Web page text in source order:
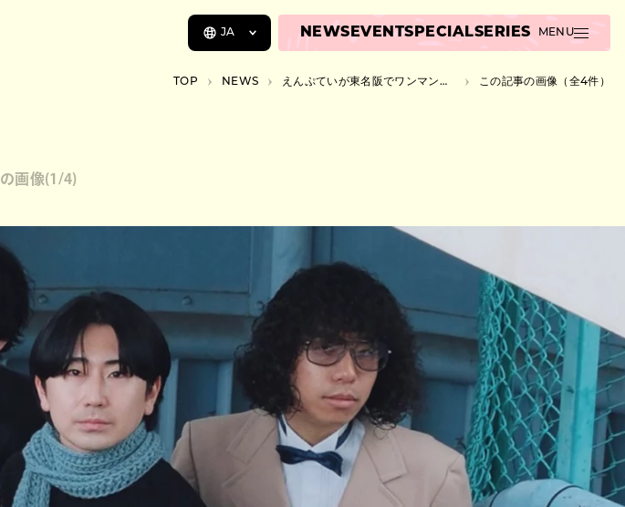
JA
JA
NEWS EVENTSPECIALSERIES MENU
TOP NEWS えんぷていが東名阪でワンマン開催、『愛はいつもひとりきり – EP』リリースツアー この記事の画像（全4件）
の画像(1 /4)